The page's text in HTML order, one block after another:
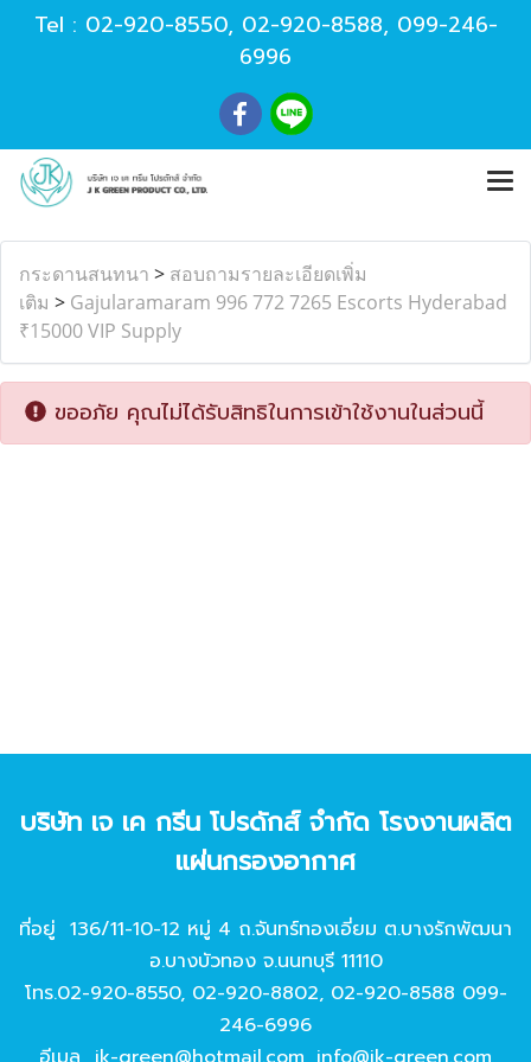
Tel : 02-920-8550, 02-920-8588, 099-246-
6996
กระดานสนทนา > สอบถามรายละเอียดเพิ่ม
เติม > Gajularamaram 996 772 7265 Escorts Hyderabad
₹15000 VIP Supply
ขออภัย คุณไม่ได้รับสิทธิในการเข้าใช้งานในส่วนนี้
บริษัท เจ เค กรีน โปรดักส์ จํากัด โรงงานผลิต
แผ่นกรองอากาศ
ที่อยู่ 136/11-10-12 หมู่ 4 ถ.จันทร์ทองเอี่ยม ต.บางรักพัฒนา
อ.บางบัวทอง จ.นนทบุรี 11110
โทร.02-920-8550, 02-920-8802, 02-920-8588 099-
246-6996